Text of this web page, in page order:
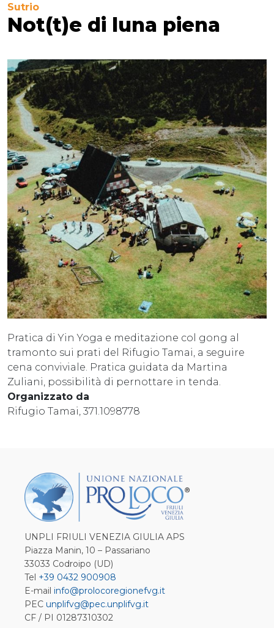
Sutrio
Not(t)e di luna piena
Pratica di Yin Yoga e meditazione col gong al
tramonto sui prati del Rifugio Tamai, a seguire
cena conviviale. Pratica guidata da Martina
Zuliani, possibilità di pernottare in tenda.
Organizzato da
Rifugio Tamai, 371.1098778
UNPLI FRIULI VENEZIA GIULIA APS
Piazza Manin, 10 – Passariano
33033 Codroipo (UD)
Tel +39 0432 900908
E-mail info@prolocoregionefvg.it
PEC unplifvg@pec.unplifvg.it
CF / PI 01287310302